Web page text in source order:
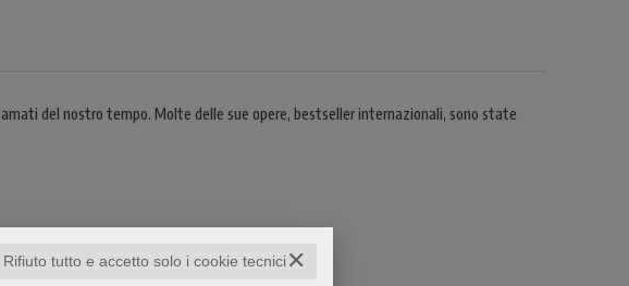
✕
Rifiuto tutto e accetto solo i cookie tecnici
del nostro tempo. Molte delle sue opere, bestseller internazionali, sono state